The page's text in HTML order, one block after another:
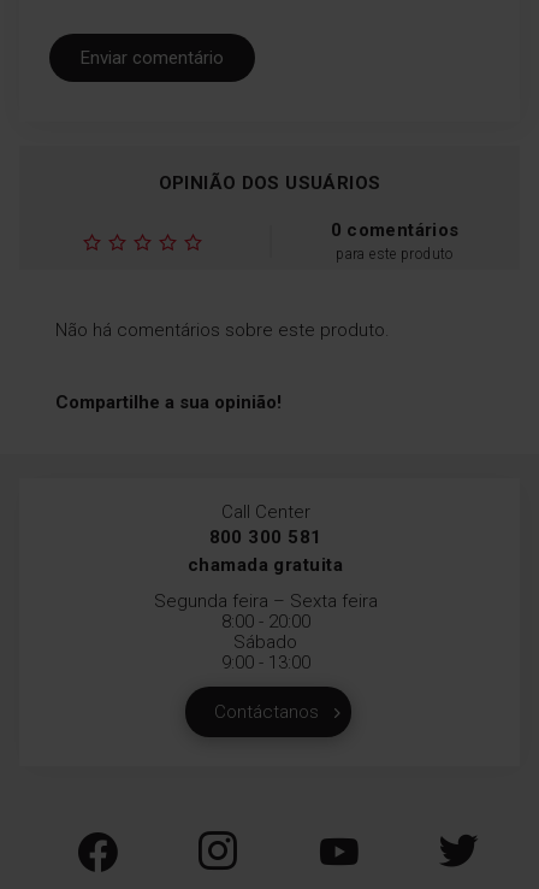
Enviar comentário
OPINIÃO DOS USUÁRIOS
0 comentários
para este produto
Não há comentários sobre este produto.
Compartilhe a sua opinião!
Call Center
800 300 581
chamada gratuita
Segunda feira – Sexta feira
8:00 - 20:00
Sábado
9:00 - 13:00
Contáctanos